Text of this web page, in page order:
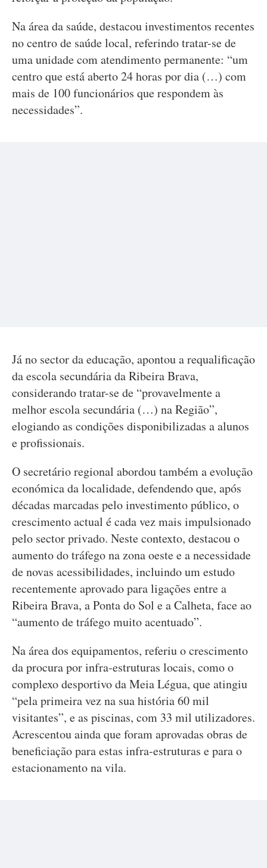
Na área da saúde, destacou investimentos recentes
no centro de saúde local, referindo tratar-se de
uma unidade com atendimento permanente: “um
centro que está aberto 24 horas por dia (…) com
mais de 100 funcionários que respondem às
necessidades”.
Já no sector da educação, apontou a requalificação
da escola secundária da Ribeira Brava,
considerando tratar-se de “provavelmente a
melhor escola secundária (…) na Região”,
elogiando as condições disponibilizadas a alunos
e profissionais.
O secretário regional abordou também a evolução
económica da localidade, defendendo que, após
décadas marcadas pelo investimento público, o
crescimento actual é cada vez mais impulsionado
pelo sector privado. Neste contexto, destacou o
aumento do tráfego na zona oeste e a necessidade
de novas acessibilidades, incluindo um estudo
recentemente aprovado para ligações entre a
Ribeira Brava, a Ponta do Sol e a Calheta, face ao
“aumento de tráfego muito acentuado”.
Na área dos equipamentos, referiu o crescimento
da procura por infra-estruturas locais, como o
complexo desportivo da Meia Légua, que atingiu
“pela primeira vez na sua história 60 mil
visitantes”, e as piscinas, com 33 mil utilizadores.
Acrescentou ainda que foram aprovadas obras de
beneficiação para estas infra-estruturas e para o
estacionamento na vila.